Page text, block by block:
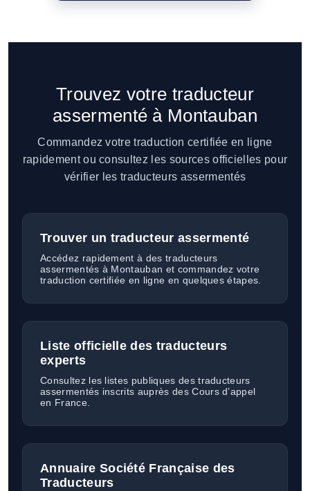
Trouvez votre traducteur
assermenté à Montauban
Commandez votre traduction certifiée en ligne
rapidement ou consultez les sources officielles pour
vérifier les traducteurs assermentés
Trouver un traducteur assermenté
Accédez rapidement à des traducteurs
assermentés à Montauban et commandez votre
traduction certifiée en ligne en quelques étapes.
Liste officielle des traducteurs
experts
Consultez les listes publiques des traducteurs
assermentés inscrits auprès des Cours d’appel
en France.
Annuaire Société Française des
Traducteurs